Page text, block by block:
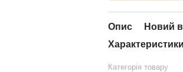
Опис
Новий
Характеристики
Категорія товару